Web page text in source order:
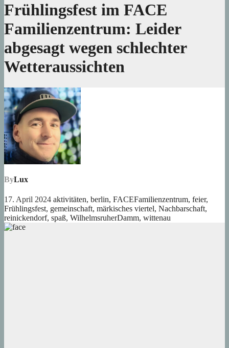
Frühlingsfest im FACE
Familienzentrum: Leider
abgesagt wegen schlechter
Wetteraussichten
ByLux
17. April 2024 aktivitäten, berlin, FACEFamilienzentrum, feier,
Frühlingsfest, gemeinschaft, märkisches viertel, Nachbarschaft,
reinickendorf, spaß, WilhelmsruherDamm, wittenau